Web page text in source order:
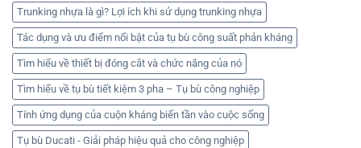
Trunking nhựa là gì? Lợi ích khi sử dụng trunking nhựa
Tác dụng và ưu điểm nổi bật của tụ bù công suất phản kháng
Tìm hiểu về thiết bị đóng cắt và chức năng của nó
Tìm hiểu về tụ bù tiết kiệm 3 pha – Tụ bù công nghiệp
Tính ứng dụng của cuộn kháng biến tần vào cuộc sống
Tụ bù Ducati - Giải pháp hiệu quả cho công nghiệp